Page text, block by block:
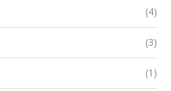
(4)
(3)
(1)